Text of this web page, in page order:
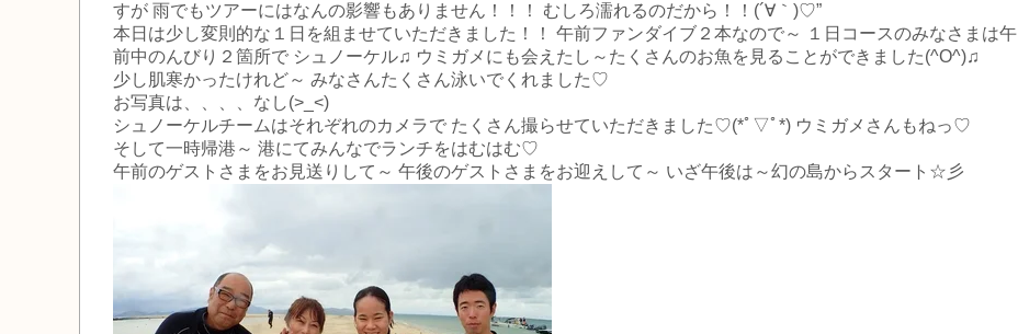
すが 雨でもツアーにはなんの影響もありません！！！ むしろ濡れるのだから！！(´∀｀)♡”
本日は少し変則的な１日を組ませていただきました！！ 午前ファンダイブ２本なので～ １日コースのみなさまは午
前中のんびり２箇所で シュノーケル♫ ウミガメにも会えたし～たくさんのお魚を見ることができました(^O^)♫
少し肌寒かったけれど～ みなさんたくさん泳いでくれました♡
お写真は、、、、なし(>_<)
シュノーケルチームはそれぞれのカメラで たくさん撮らせていただきました♡(*ﾟ▽ﾟ*) ウミガメさんもねっ♡
そして一時帰港～ 港にてみんなでランチをはむはむ♡
午前のゲストさまをお見送りして～ 午後のゲストさまをお迎えして～ いざ午後は～幻の島からスタート☆彡